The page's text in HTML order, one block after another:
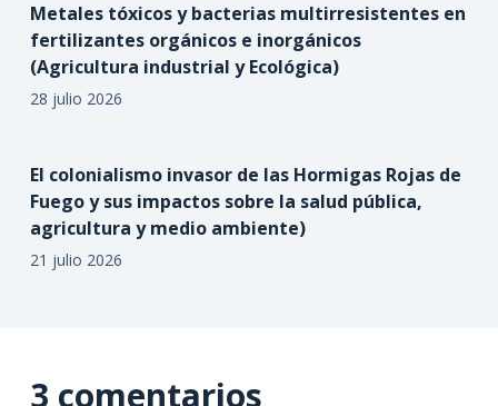
Metales tóxicos y bacterias multirresistentes en
fertilizantes orgánicos e inorgánicos
(Agricultura industrial y Ecológica)
28 julio 2026
El colonialismo invasor de las Hormigas Rojas de
Fuego y sus impactos sobre la salud pública,
agricultura y medio ambiente)
21 julio 2026
3 comentarios